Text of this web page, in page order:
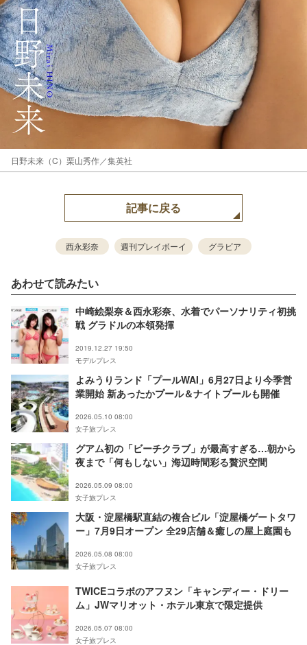
日野未来（C）栗山秀作／集英社
記事に戻る
西永彩奈 週刊プレイボーイ グラビア
あわせて読みたい
中崎絵梨奈＆西永彩奈、水着でパーソナリティ初挑
戦 グラドルの本領発揮
2019.12.27 19:50
モデルプレス
よみうりランド「プールWAI」6月27日より今季営
業開始 新あったかプール＆ナイトプールも開催
2026.05.10 08:00
女子旅プレス
グアム初の「ビーチクラブ」が最高すぎる…朝から
夜まで「何もしない」海辺時間彩る贅沢空間
2026.05.09 08:00
女子旅プレス
大阪・淀屋橋駅直結の複合ビル「淀屋橋ゲートタワ
ー」7月9日オープン 全29店舗＆癒しの屋上庭園も
2026.05.08 08:00
女子旅プレス
TWICEコラボのアフヌン「キャンディー・ドリー
ム」JWマリオット・ホテル東京で限定提供
2026.05.07 08:00
女子旅プレス